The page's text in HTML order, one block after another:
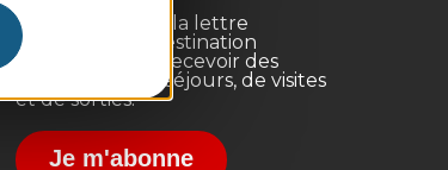
Inscrivez-vous à la lettre
d'information Destination
Occitanie pour recevoir des
suggestions de séjours, de visites
et de sorties.
Je m'abonne